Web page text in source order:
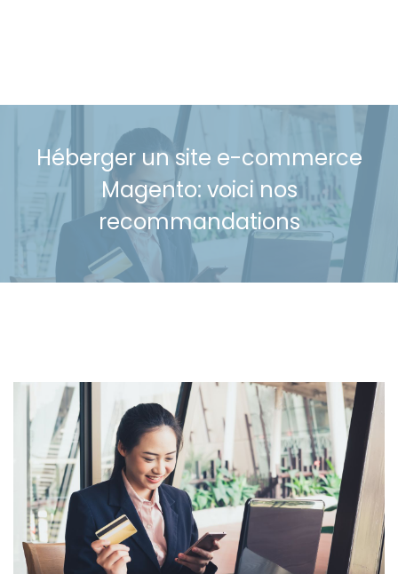
Héberger un site e-commerce
Magento: voici nos
recommandations